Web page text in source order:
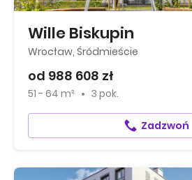
Wille Biskupin
Wrocław, Śródmieście
od 988 608 zł
51 - 64 m² 3 pok.
Zadzwoń